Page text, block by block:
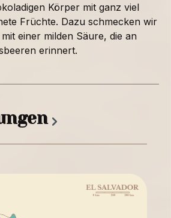
Körper mit ganz viel
Früchte. Dazu schmecken wir
einer milden Säure, die an
erinnert.